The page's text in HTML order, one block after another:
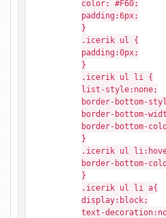
color: #F60;
padding:6px;
}
.icerik ul {
padding:0px;
}
.icerik ul li {
list-style:none;
border-bottom-
border-bottom-
border-bottom-
}
.icerik ul
border-bottom-
}
.icerik ul li a{
display:block;
text-